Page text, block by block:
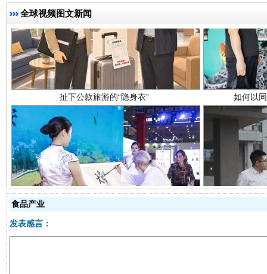
全球视频图文新闻
扯下公款旅游的“隐身衣” 如何以
“蜀中异人”王建安的艺术幻境
食品产业
发表感言：